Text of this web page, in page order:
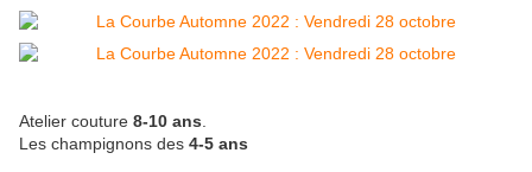
Atelier couture 8-10 ans
Les champignons des 4-5 ans